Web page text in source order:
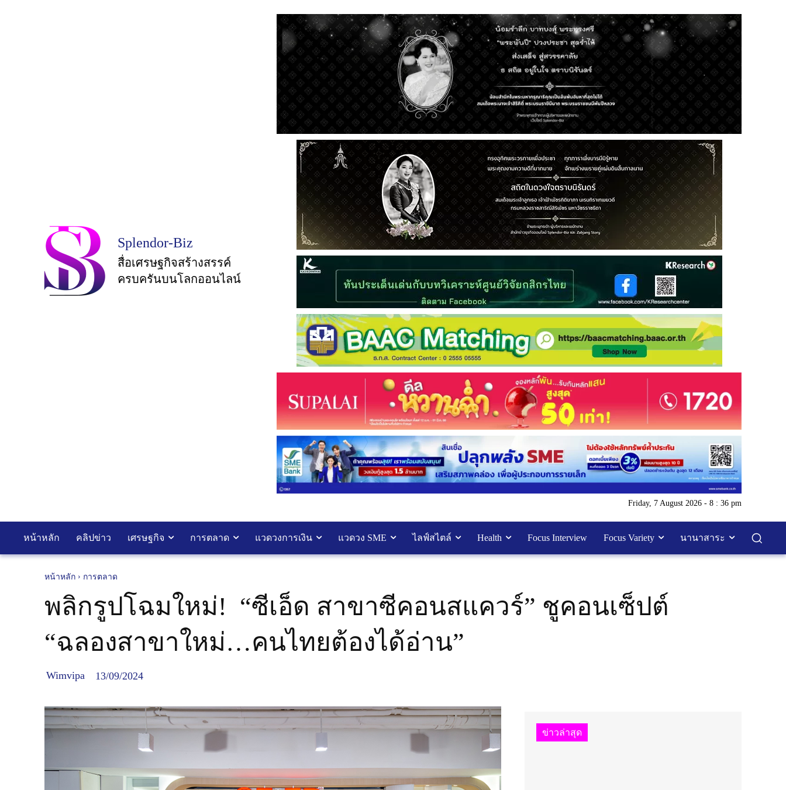
Splendor-Biz
สื่อเศรษฐกิจสร้างสรรค์
ครบครันบนโลกออนไลน์
Friday, 7 August 2026 - 8 : 36 pm
หน้าหลัก คลิปข่าว เศรษฐกิจ การตลาด แวดวงการเงิน แวดวง SME ไลฟ์สไตล์ Health Focus Interview Focus Variety นานาสาระ
หน้าหลัก การตลาด
พลิกรูปโฉมใหม่! “ซีเอ็ด สาขาซีคอนสแควร์” ชูคอนเซ็ปต์
“ฉลองสาขาใหม่…คนไทยต้องได้อ่าน”
Wimvipa 13/09/2024
ข่าวล่าสุด